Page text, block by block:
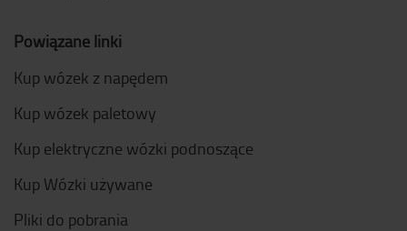
Powiązane linki
Kup wózek z napędem
Kup wózek paletowy
Kup elektryczne wózki podnoszące
Kup Wózki używane
Pliki do pobrania